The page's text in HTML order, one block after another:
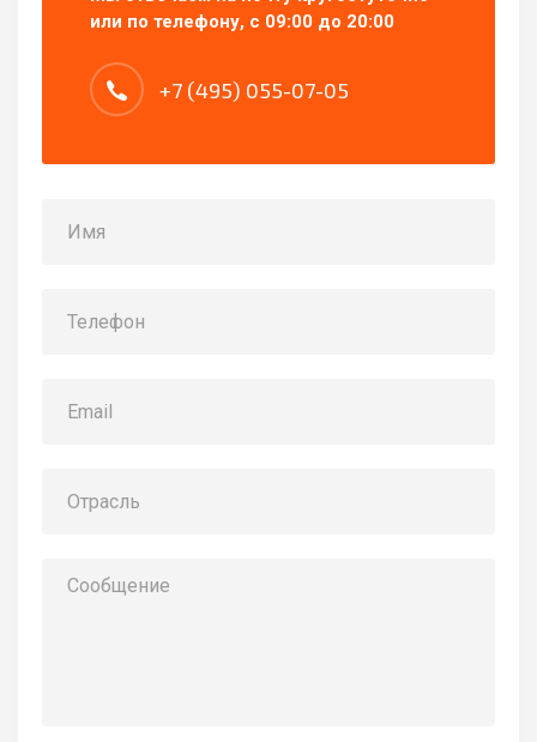
или по телефону, с 09:00 до 20:00
+7 (495) 055-07-05